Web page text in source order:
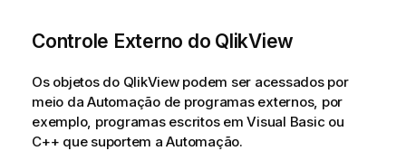
Controle Externo do QlikView
Os objetos do QlikView podem ser acessados por
meio da Automação de programas externos, por
exemplo, programas escritos em Visual Basic ou
C++ que suportem a Automação.